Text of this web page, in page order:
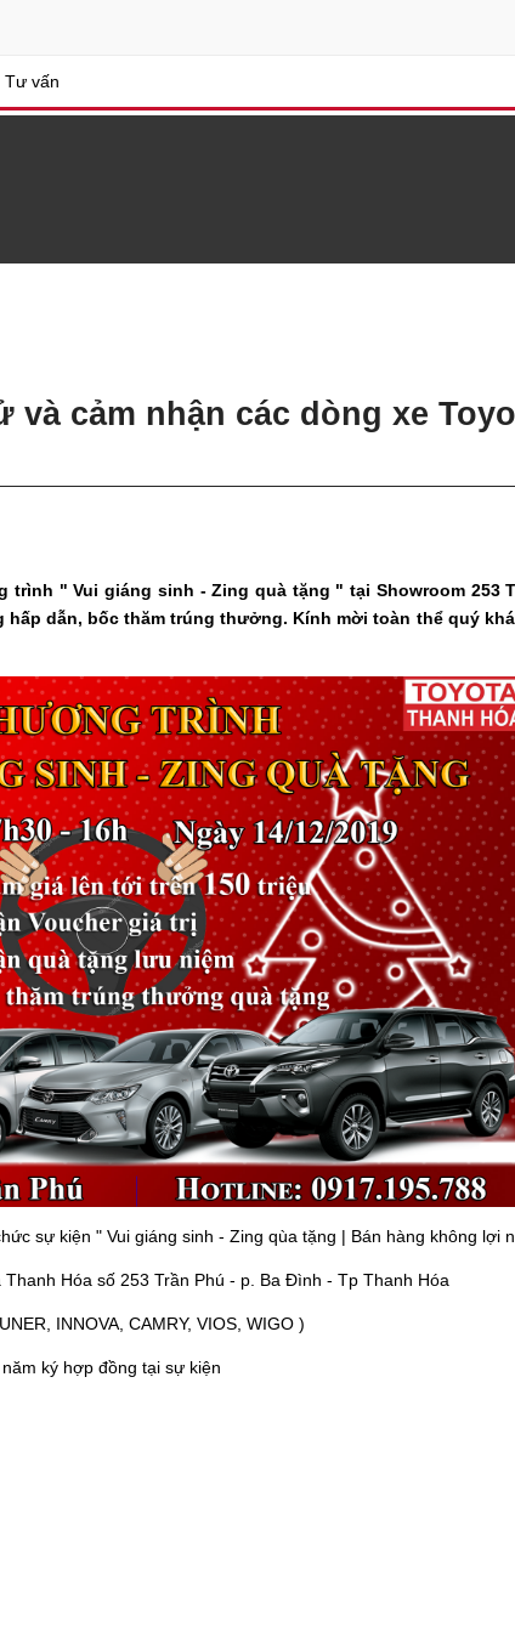
Tư vấn
cảm nhận các dòng xe
trình " Vui giáng sinh - Zing quà tặng " tại Showroom 253
dẫn, bốc thăm trúng thưởng. Kính mời toàn thể quý
sự kiện " Vui giáng sinh - Zing qùa tặng | Bán hàng không lợi
Hóa số 253 Trần Phú - p. Ba Đình - Tp Thanh Hóa
INNOVA, CAMRY, VIOS, WIGO )
ký hợp đồng tại sự kiện